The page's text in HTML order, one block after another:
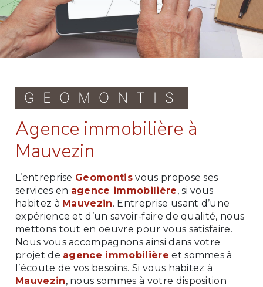
GEOMONTIS
agence immobilière à
Mauvezin
L’entreprise Geomontis vous propose ses
services en agence immobilière, si vous
habitez à Mauvezin. Entreprise usant d’une
expérience et d’un savoir-faire de qualité, nous
mettons tout en oeuvre pour vous satisfaire.
Nous vous accompagnons ainsi dans votre
projet de agence immobilière et sommes à
l’écoute de vos besoins. Si vous habitez à
Mauvezin, nous sommes à votre disposition